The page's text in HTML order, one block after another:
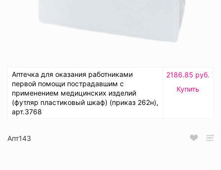
Аптечка для оказания работниками
первой помощи пострадавшим с
применением медицинских изделий
(футляр пластиковый шкаф) (приказ 262н),
арт.3768
2186.85 руб.
Купить
Апт143